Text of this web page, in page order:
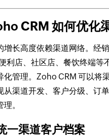
CRM 如何优化
增长高度依赖渠道网络。经销
利店、社区店、餐饮终端等
化管理。Zoho CRM 可以将
从渠道开发、客户分级、订
。
一渠道客户档案